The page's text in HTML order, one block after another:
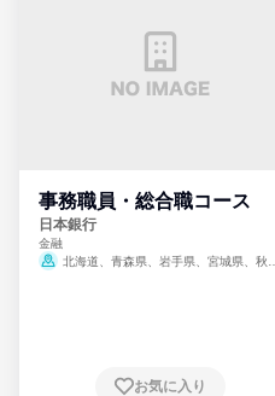
事務職員・総合職コース
日本銀行
金融
北海道、青森県、岩手県、宮城県、秋田
崎県、熊本県、大分県、宮崎県、鹿児島県、
お気に入り